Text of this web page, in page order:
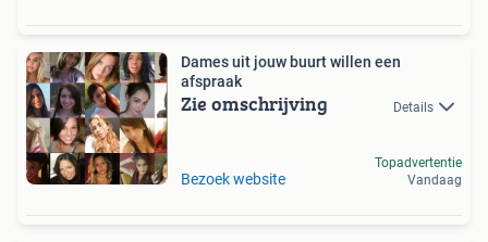
Dames uit jouw buurt willen een
afspraak
Zie omschrijving Details
Bezoek website
Topadvertentie
Vandaag